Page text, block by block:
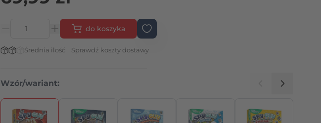
do koszyka
Stan magazynowy:
Średnia ilość Sprawdź koszty dostawy
Wzór/wariant:
Naciśnij, aby pominąć karuzelę